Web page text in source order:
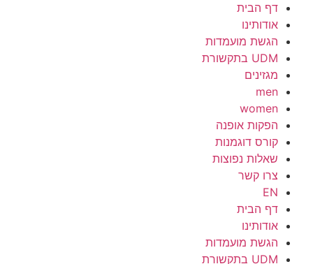
דף הבית
אודותינו
הגשת מועמדות
UDM בתקשורת
מגזינים
men
women
הפקות אופנה
קורס דוגמנות
שאלות נפוצות
צרו קשר
EN
דף הבית
אודותינו
הגשת מועמדות
UDM בתקשורת